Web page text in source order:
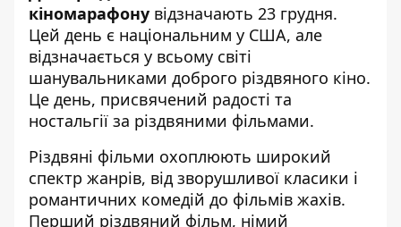
кіномарафону відзначають 23 грудня.
Цей день є національним у США, але
відзначається у всьому світі
шанувальниками доброго різдвяного кіно.
Це день, присвячений радості та
ностальгії за різдвяними фільмами.
Різдвяні фільми охоплюють широкий
спектр жанрів, від зворушливої класики і
романтичних комедій до фільмів жахів.
Перший різдвяний фільм, німий